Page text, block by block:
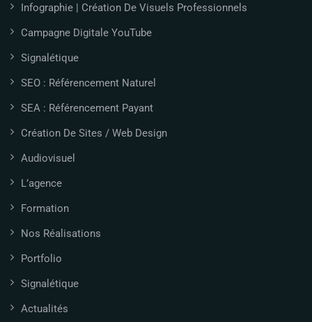
Infographie | Création De Visuels Professionnels
Campagne Digitale YouTube
Signalétique
SEO : Référencement Naturel
SEA : Référencement Payant
Création De Sites / Web Design
Audiovisuel
L’agence
Formation
Nos Réalisations
Portfolio
Signalétique
Actualités